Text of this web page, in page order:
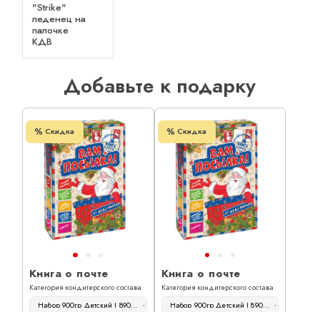
"Strike"
леденец на
палочке
КДВ
Добавьте к подарку
Скидка
Книга о почте
Категория кондитерского состава
Набор 900гр Детский | 890 руб
Скидка
Книга о почте
Категория кондитерского состава
Набор 900гр Детский | 890 руб